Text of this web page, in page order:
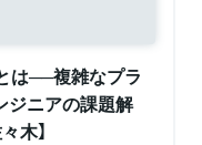
は──複雑なプラ
ジニアの課題解
木】